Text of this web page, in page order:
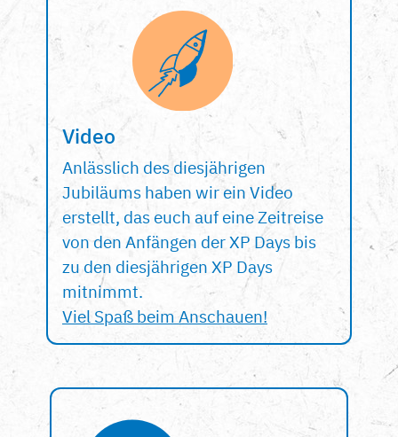
Video
Anlässlich des diesjährigen
Jubiläums haben wir ein Video
erstellt, das euch auf eine Zeitreise
von den Anfängen der XP Days bis
zu den diesjährigen XP Days
mitnimmt.
Viel Spaß beim Anschauen!